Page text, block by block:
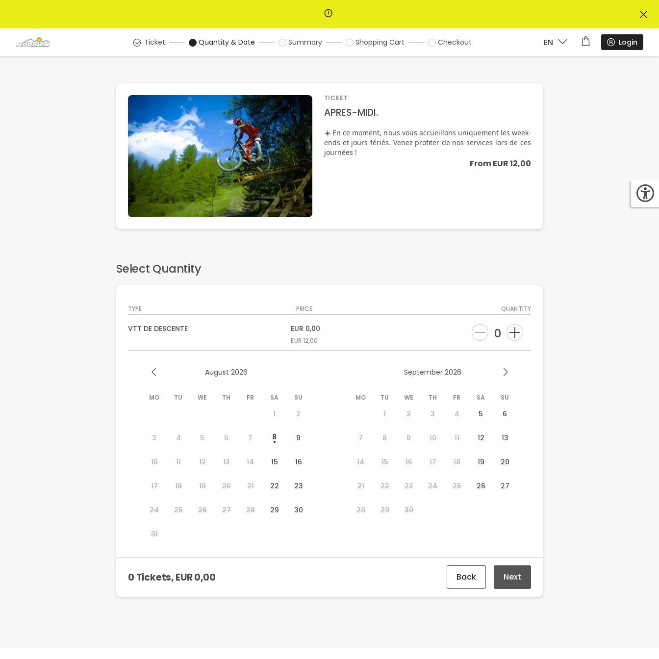
Ticket Quantity & Date Summary Shopping Cart Checkout EN Login
TICKET
APRES-MIDI.
☀️ En ce moment, nous vous accueillons uniquement les week-
ends et jours fériés. Venez profiter de nos services lors de ces
journées !
FromEUR12,00
Select Quantity
TYPE PRICE QUANTITY
VTT DE DESCENTE EUR 0,00
EUR 12,00 0
August 2026
MO TU WE TH FR SA SU
1 2
3 4 5 6 7 8 9
10 11 12 13 14 15 16
17 18 19 20 21 22 23
24 25 26 27 28 29 30
31
September 2026
MO TU WE TH FR SA SU
1 2 3 4 5 6
7 8 9 10 11 12 13
14 15 16 17 18 19 20
21 22 23 24 25 26 27
28 29 30
0 Tickets, EUR0,00 Back Next